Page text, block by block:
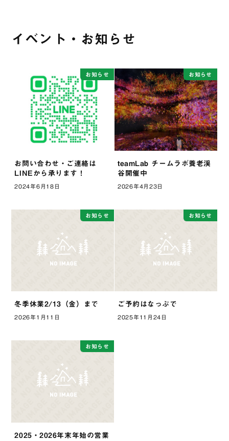
イベント・お知らせ
お知らせ
お問い合わせ・ご連絡は
LINEから承ります！
2024年6月18日
お知らせ
teamLab チームラボ養老渓
谷開催中
2026年4月23日
お知らせ
冬季休業2/13（金）まで
2026年1月11日
お知らせ
ご予約はなっぷで
2025年11月24日
お知らせ
2025・2026年末年始の営業